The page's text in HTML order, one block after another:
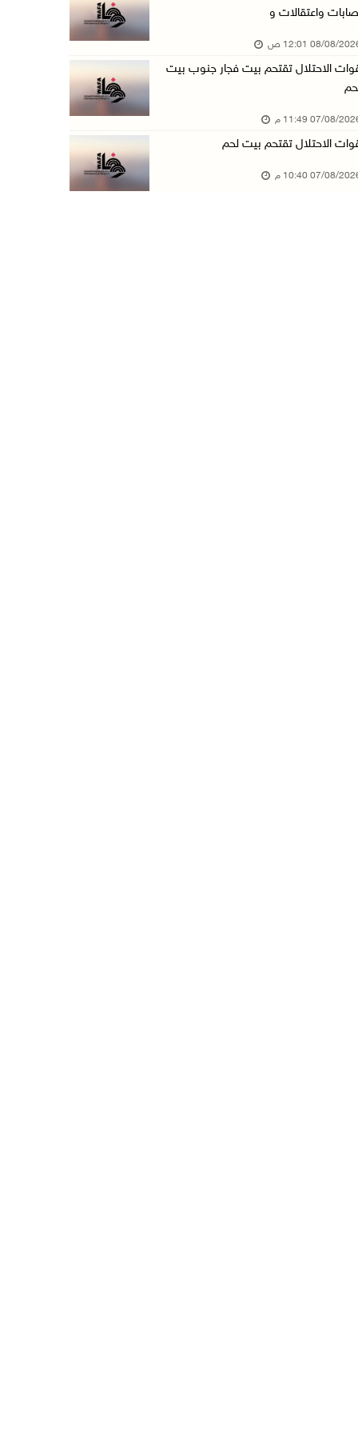
مستعمرون يهاجمون قرية أبو نجيم ويصيبون مواطني ...
مستعمرون يهاجمون مساكن المواطنين في خربة الحم ...
بعد تجديد منع زيارات المعتقلين: أبو الحمص يدع ...
الرئاسة ترحب بإطلاق السعودية التحالف البحري ا ...
واعتقالات و
08/2026 12:01 ص
الاحتلال تقتحم بيت فجار جنوب بيت
08/2026 11:49 م
الاحتلال تقتحم بيت لحم
08/2026 10:40 م